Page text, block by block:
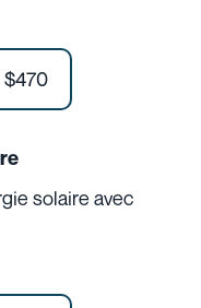
$470
solaire avec